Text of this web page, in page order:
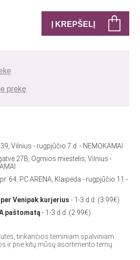
prekę
Vilnius - rugpjūčio 7 d. - NEMOKAMAI
27B, Ogmios miestelis, Vilnius -
64, PC ARENA, Klaipėda - rugpjūčio 11 -
Venipak kurjerius - 1-3 d.d. (3.99€)
paštomatą- 1-3 d.d. (2.99€)
tinkančios teminiam spalviniam
ir prie kitų mūsų asortimento temų.